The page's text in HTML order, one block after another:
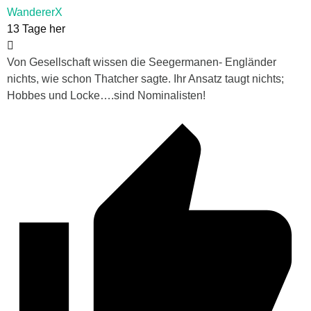
WandererX
13 Tage her
Von Gesellschaft wissen die Seegermanen- Engländer
nichts, wie schon Thatcher sagte. Ihr Ansatz taugt nichts;
Hobbes und Locke….sind Nominalisten!